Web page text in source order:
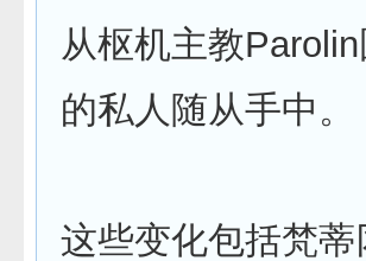
从枢机主教
的私人随从手中。
这些变化包括梵